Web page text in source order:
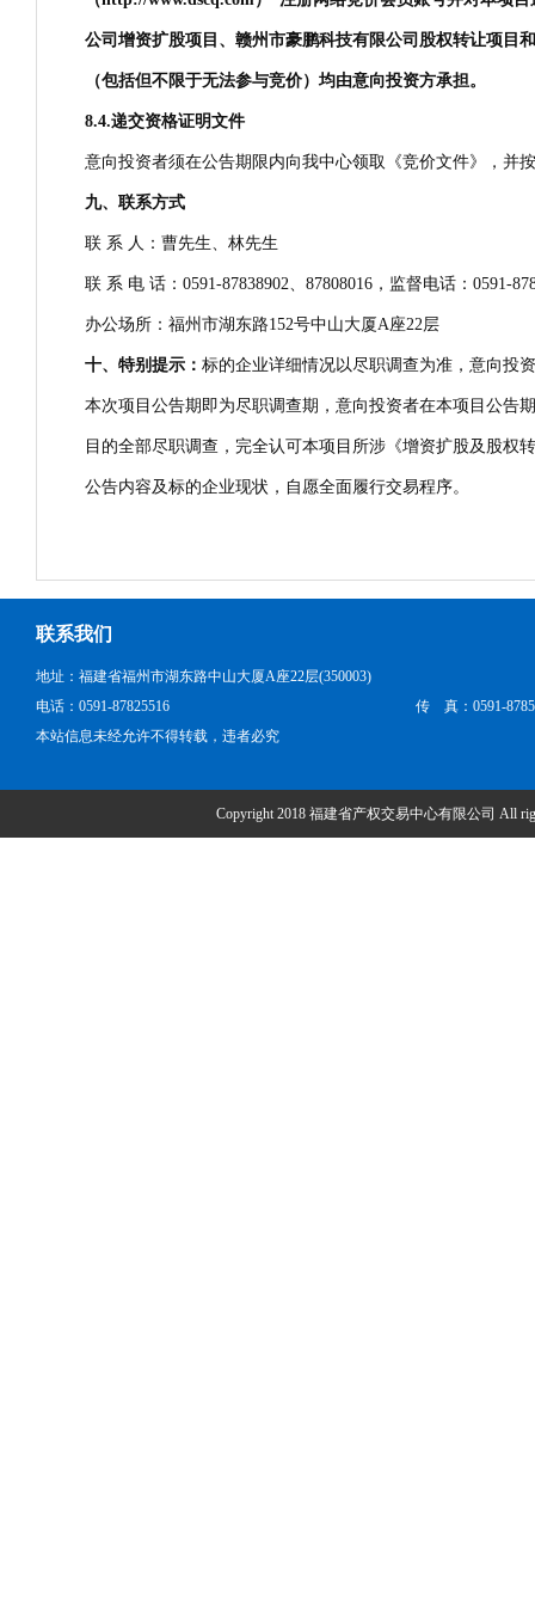
公司增资扩股项目、赣州市豪鹏科技有限公司股权转让项目
（包括但不限于无法参与竞价）均由意向投资方承担。
8.4.递交资格证明文件
意向投资者须在公告期限内向我中心领取《竞价文件》，并
九、联系方式
联 系 人：曹先生、林先生
联 系 电 话：0591-87838902、87808016，监督电话：0591-
办公场所：福州市湖东路152号中山大厦A座22层
十、特别提示： 标的企业详细情况以尽职调查为准，意向投
本次项目公告期即为尽职调查期，意向投资者在本项目公告
目的全部尽职调查，完全认可本项目所涉《增资扩股及股
公告内容及标的企业现状，自愿全面履行交易程序。
联系我们
地址：福建省福州市湖东路中山大厦A座22层(350003)
电话：0591-87825516
传 真：0591-
本站信息未经允许不得转载，违者必究
Copyright 2018 福建省产权交易中心有限公司 All